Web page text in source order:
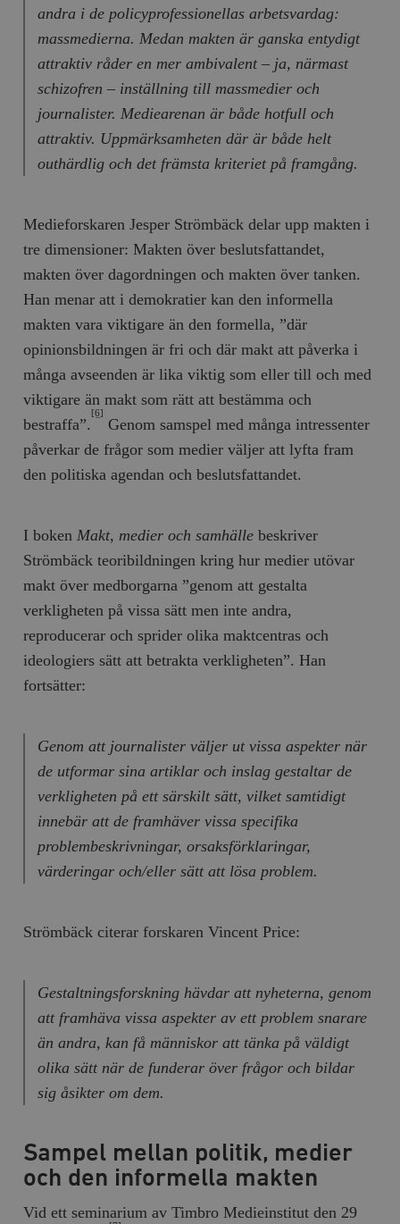
andra i de policyprofessionellas arbetsvardag:
massmedierna. Medan makten är ganska entydigt
attraktiv råder en mer ambivalent – ja, närmast
schizofren – inställning till massmedier och
journalister. Mediearenan är både hotfull och
attraktiv. Uppmärksamheten där är både helt
outhärdlig och det främsta kriteriet på framgång.
Medieforskaren Jesper Strömbäck delar upp makten i
tre dimensioner: Makten över beslutsfattandet,
makten över dagordningen och makten över tanken.
Han menar att i demokratier kan den informella
makten vara viktigare än den formella, ”där
opinionsbildningen är fri och där makt att påverka i
många avseenden är lika viktig som eller till och med
viktigare än makt som rätt att bestämma och
bestraffa”.
[6]
Genom samspel med många intressenter
påverkar de frågor som medier väljer att lyfta fram
den politiska agendan och beslutsfattandet.
I boken Makt, medier och samhällebeskriver
Strömbäck teoribildningen kring hur medier utövar
makt över medborgarna ”genom att gestalta
verkligheten på vissa sätt men inte andra,
reproducerar och sprider olika maktcentras och
ideologiers sätt att betrakta verkligheten”. Han
fortsätter:
Genom att journalister väljer ut vissa aspekter när
de utformar sina artiklar och inslag gestaltar de
verkligheten på ett särskilt sätt, vilket samtidigt
innebär att de framhäver vissa specifika
problembeskrivningar, orsaksförklaringar,
värderingar och/eller sätt att lösa problem.
Strömbäck citerar forskaren Vincent Price:
Gestaltningsforskning hävdar att nyheterna, genom
att framhäva vissa aspekter av ett problem snarare
än andra, kan få människor att tänka på väldigt
olika sätt när de funderar över frågor och bildar
sig åsikter om dem.
Sampel mellan politik, medier
och den informella makten
Vid ett seminarium av Timbro Medieinstitut den 29